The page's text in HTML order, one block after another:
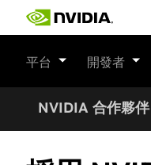
平台 開發者
NVIDIA 合作夥伴